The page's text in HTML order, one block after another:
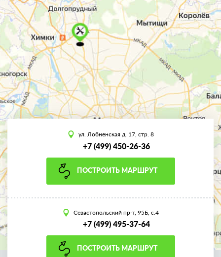
ул. Лобненская д. 17, стр. 8
+7 (499) 450-26-36
ПОСТРОИТЬ МАРШРУТ
Севастопольский пр-т, 95Б, с.4
+7 (499) 495-37-64
ПОСТРОИТЬ МАРШРУТ